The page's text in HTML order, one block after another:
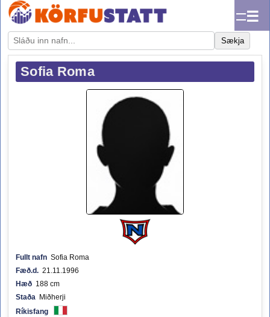
☰
Sækja
Sofia Roma
Fullt nafn Sofia Roma
Fæð.d. 21.11.1996
Hæð 188 cm
Staða Miðherji
Ríkisfang